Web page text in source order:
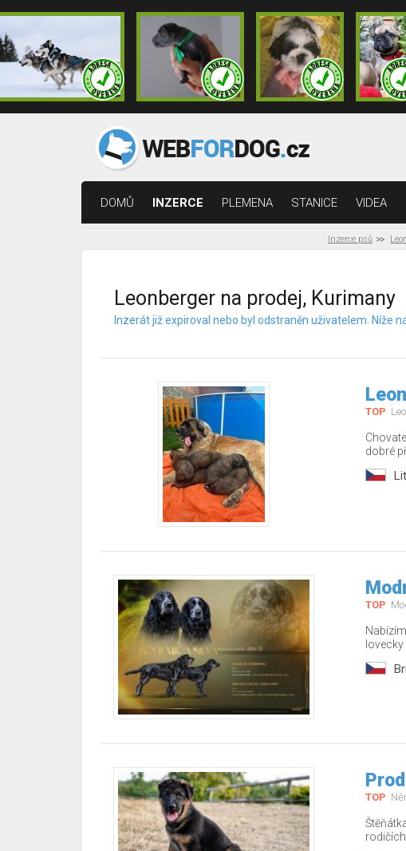
DOMŮ INZERCE PLEMENA STANICE VIDEA
Inzerce psů
Leonberger na prodej, Kurimany
Inzerát již expiroval nebo byl odstraněn uživatelem. Níže
TOP
dobré
TOP
lovecky
TOP